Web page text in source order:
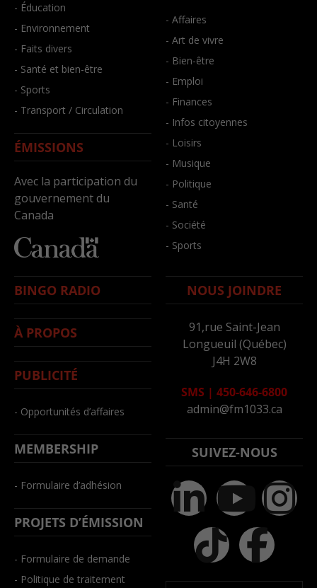
- Éducation
- Environnement
- Faits divers
- Santé et bien-être
- Sports
- Transport / Circulation
ÉMISSIONS
Avec la participation du
gouvernement du
Canada
- Affaires
- Art de vivre
- Bien-être
- Emploi
- Finances
- Infos citoyennes
- Loisirs
- Musique
- Politique
- Santé
- Société
- Sports
BINGO RADIO
À PROPOS
PUBLICITÉ
- Opportunités d’affaires
MEMBERSHIP
- Formulaire d’adhésion
PROJETS D’ÉMISSION
- Formulaire de demande
- Politique de traitement
NOUS JOINDRE
91,rue Saint-Jean
Longueuil (Québec)
J4H 2W8
SMS | 450-646-6800
admin@fm1033.ca
SUIVEZ-NOUS